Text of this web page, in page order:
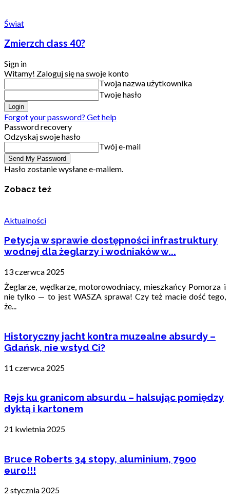
Świat
Zmierzch class 40?
Sign in
Witamy! Zaloguj się na swoje konto
Twoja nazwa użytkownika
Twoje hasło
Forgot your password? Get help
Password recovery
Odzyskaj swoje hasło
Twój e-mail
Hasło zostanie wysłane e-mailem.
Zobacz też
Aktualności
Petycja w sprawie dostępności infrastruktury
wodnej dla żeglarzy i wodniaków w...
13 czerwca 2025
Żeglarze, wędkarze, motorowodniacy, mieszkańcy Pomorza i
nie tylko — to jest WASZA sprawa! Czy też macie dość tego,
że...
Historyczny jacht kontra muzealne absurdy –
Gdańsk, nie wstyd Ci?
11 czerwca 2025
Rejs ku granicom absurdu – halsując pomiędzy
dyktą i kartonem
21 kwietnia 2025
Bruce Roberts 34 stopy, aluminium, 7900
euro!!!
2 stycznia 2025